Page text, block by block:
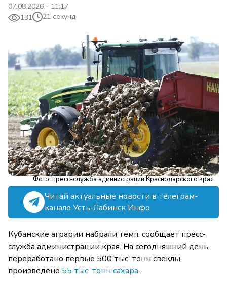
07.08.2026 - 11:17
131
21 секунд
Фото: пресс-служба администрации Краснодарского края
Читай актуальные новости в телеграм-
канале Усть-Лабинск Инфо
Кубанские аграрии набрали темп, сообщает пресс-
служба администрации края. На сегодняшний день
переработано первые 500 тыс. тонн свеклы,
произведено 55 тыс. тонн сахара.